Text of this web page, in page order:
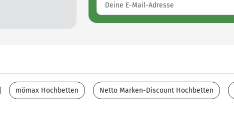
mömax Hochbetten Netto Marken-Discount Hochbetten